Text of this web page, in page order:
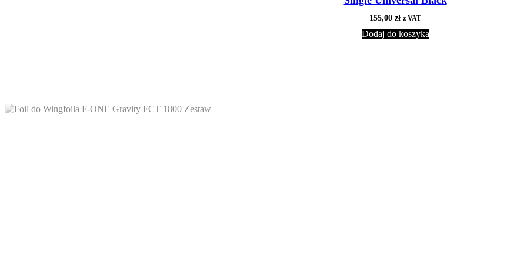
155,00 zł z VAT
Dodaj do koszyka